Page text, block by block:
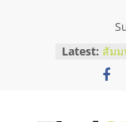
Latest: สัม
บริ
สัม